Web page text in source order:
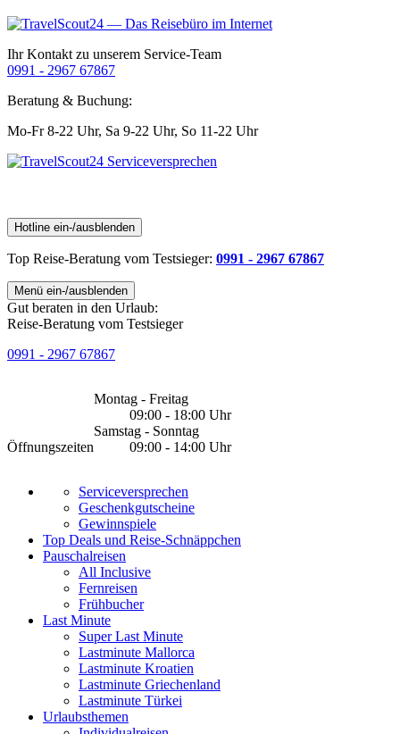
Ihr Kontakt zu unserem Service-Team
0991 - 2967 67867
Beratung & Buchung:
Mo-Fr 8-22 Uhr, Sa 9-22 Uhr, So 11-22 Uhr
Hotline ein-/ausblenden
Top Reise-Beratung vom Testsieger: 0991 - 2967 67867
Menü ein-/ausblenden
Gut beraten in den Urlaub:
Reise-Beratung vom Testsieger
0991 - 2967 67867
Öffnungszeiten
Montag - Freitag
09:00 - 18:00 Uhr
Samstag - Sonntag
09:00 - 14:00 Uhr
Serviceversprechen
Geschenkgutscheine
Gewinnspiele
Top Deals und Reise-Schnäppchen
Pauschalreisen
All Inclusive
Fernreisen
Frühbucher
Last Minute
Super Last Minute
Lastminute Mallorca
Lastminute Kroatien
Lastminute Griechenland
Lastminute Türkei
Urlaubsthemen